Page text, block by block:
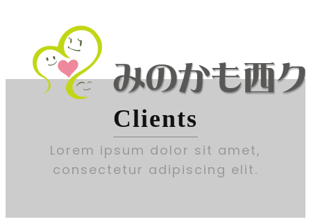
Clients
Lorem ipsum dolor sit amet,
consectetur adipiscing elit.